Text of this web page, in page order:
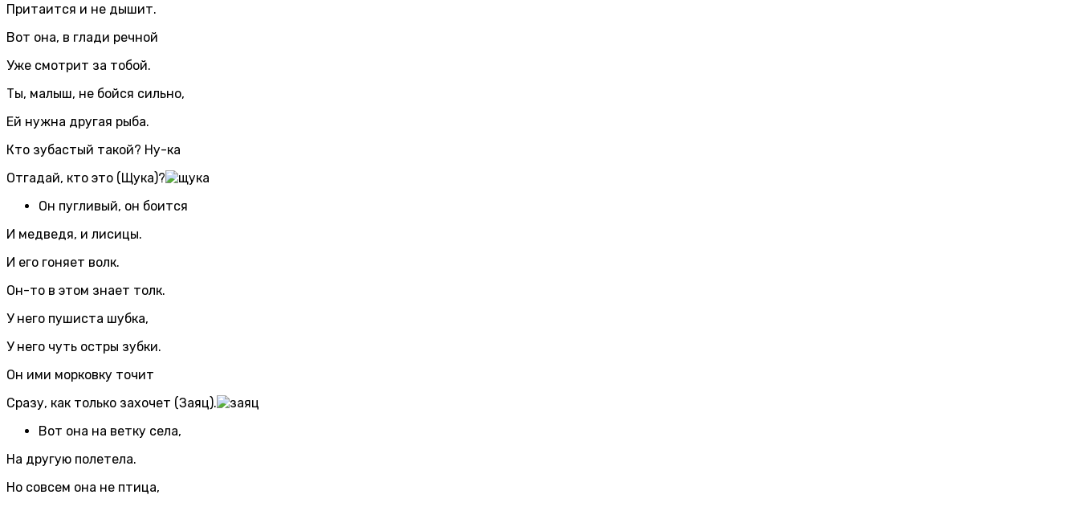
Притаится и не дышит.
Вот она, в глади речной
Уже смотрит за тобой.
Ты, малыш, не бойся сильно,
Ей нужна другая рыба.
Кто зубастый такой? Ну-ка
Отгадай, кто это (Щука)?
Он пугливый, он боится
И медведя, и лисицы.
И его гоняет волк.
Он-то в этом знает толк.
У него пушиста шубка,
У него чуть остры зубки.
Он ими морковку точит
Сразу, как только захочет (Заяц).
Вот она на ветку села,
На другую полетела.
Но совсем она не птица,